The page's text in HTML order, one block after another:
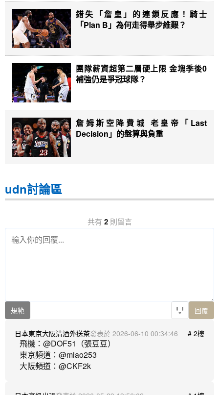
錯失「詹皇」的連鎖反應！騎士
「Plan B」為何走得舉步維艱？
團隊薪資超第二層硬上限 金塊季後0
補強仍是爭冠球隊？
詹姆斯空降費城 老皇帝「Last
Decision」的盤算與負重
udn討論區
共有 2則留言
規範 回覆
日本東京大阪清酒外送茶 2026-06-10 00:34:46 # 2樓
飛機：@DOF51（張豆豆）
東京頻道：@miao253